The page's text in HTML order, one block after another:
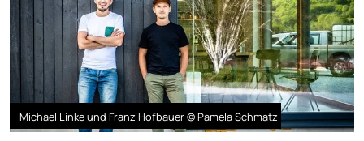
Michael Linke und Franz Hofbauer © Pamela Schmatz